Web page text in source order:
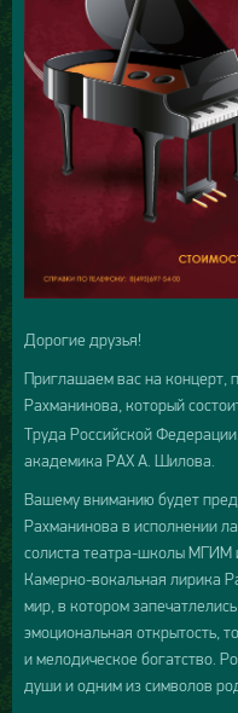
Дорогие друзья!
Приглашаем вас на концерт,
Рахманинова, который
Труда Российской
академика РАХ А. Шилова.
Вашему вниманию будет
Рахманинова в исполнении
солиста театра-школы МГИМ
Камерно-вокальная лирика
мир, в котором
эмоциональная открытость,
и мелодическое богатство.
души и одним из символов